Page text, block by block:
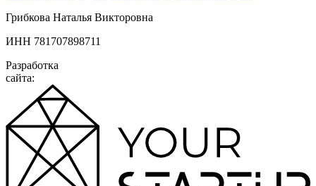
Грибкова Наталья Викторовна
ИНН 781707898711
Разработка
сайта: